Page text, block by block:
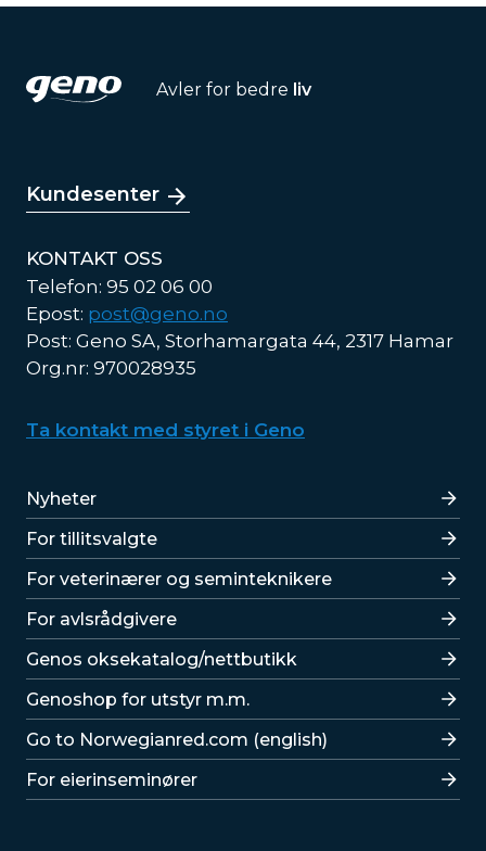
Avler for bedre liv
Kundesenter
KONTAKT OSS
Telefon: 95 02 06 00
Epost: post@geno.no
Post: Geno SA, Storhamargata 44, 2317 Hamar
Org.nr: 970028935
Ta kontakt med styret i Geno
Lenker
Nyheter
For tillitsvalgte
For veterinærer og seminteknikere
For avlsrådgivere
Lenker
Genos oksekatalog/nettbutikk
Genoshop for utstyr m.m.
Go to Norwegianred.com (english)
For eierinseminører